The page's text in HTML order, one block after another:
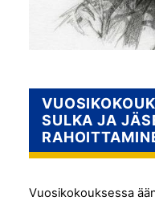
SULKA JA
Vuosikokouksessa